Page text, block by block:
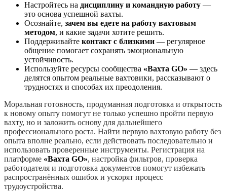
Настройтесь на дисциплину и командную работу —
это основа успешной вахты.
Осознайте, зачем вы едете на работу вахтовым
методом, и какие задачи хотите решить.
Поддерживайте контакт с близкими — регулярное
общение помогает сохранять эмоциональную
устойчивость.
Используйте ресурсы сообщества «Вахта GO» — здесь
делятся опытом реальные вахтовики, рассказывают о
трудностях и способах их преодоления.
Моральная готовность, продуманная подготовка и открытость
к новому опыту помогут не только успешно пройти первую
вахту, но и заложить основу для дальнейшего
профессионального роста. Найти первую вахтовую работу без
опыта вполне реально, если действовать последовательно и
использовать проверенные инструменты. Регистрация на
платформе «Вахта GO», настройка фильтров, проверка
работодателя и подготовка документов помогут избежать
распространённых ошибок и ускорят процесс
трудоустройства.